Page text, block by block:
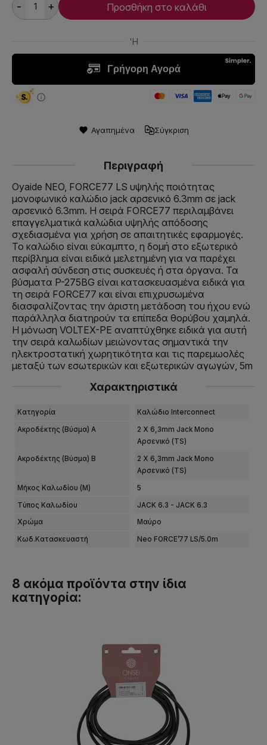
- + Προσθήκη στο καλάθι
Αγαπημένα Σύγκριση
Περιγραφή
Oyaide NEO, FORCE77 LS υψηλής ποιότητας
μονοφωνικό καλώδιο jack αρσενικό 6.3mm σε jack
αρσενικό 6.3mm. Η σειρά FORCE77 περιλαμβάνει
επαγγελματικά καλώδια υψηλής απόδοσης
σχεδιασμένα για χρήση σε απαιτητικές εφαρμογές.
Το καλώδιο είναι εύκαμπτο, η δομή στο εξωτερικό
περίβλημα είναι ειδικά μελετημένη για να παρέχει
ασφαλή σύνδεση στις συσκευές ή στα όργανα. Τα
βύσματα P-275BG είναι κατασκευασμένα ειδικά για
τη σειρά FORCE77 και είναι επιχρυσωμένα
διασφαλίζοντας την άριστη μετάδοση του ήχου ενώ
παράλληλα διατηρούν τα επίπεδα θορύβου χαμηλά.
Η μόνωση VOLTEX-PE αναπτύχθηκε ειδικά για αυτή
την σειρά καλωδίων μειώνοντας σημαντικά την
ηλεκτροστατική χωρητικότητα και τις παρεμωολές
μεταξύ των εσωτερικών και εξωτερικών αγωγών, 5m
Χαρακτηριστικά
Κατηγορία Καλώδιο Interconnect
Ακροδέκτης (βύσμα) A
2 X 6,3mm Jack Mono
Αρσενικό (TS)
Ακροδέκτης (βύσμα) Β
2 X 6,3mm Jack Mono
Αρσενικό (TS)
Μήκος Καλωδίου (m) 5
Tύπος Καλωδίου JACK 6.3 - JACK 6.3
Χρώμα Μαύρο
Κωδ.Κατασκευαστή Neo FORCE’77 LS/5.0m
8 ακόμα προϊόντα στην ίδια
κατηγορία: